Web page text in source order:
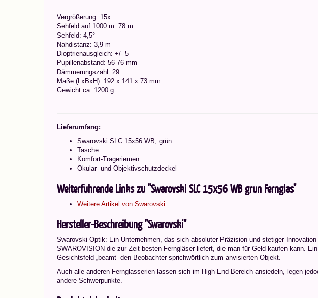
Vergrößerung: 15x
Sehfeld auf 1000 m: 78 m
Sehfeld: 4,5°
Nahdistanz: 3,9 m
Dioptrienausgleich: +/- 5
Pupillenabstand: 56-76 mm
Dämmerungszahl: 29
Maße (LxBxH): 192 x 141 x 73 mm
Gewicht ca. 1200 g
Lieferumfang:
Swarovski SLC 15x56 WB, grün
Tasche
Komfort-Trageriemen
Okular- und Objektivschutzdeckel
Weiterführende Links zu "Swarovski SLC 15x56 WB grün Fernglas"
Weitere Artikel von Swarovski
Hersteller-Beschreibung "Swarovski"
Swarovski Optik: Ein Unternehmen, das sich absoluter Präzision und stetiger
SWAROVISION die zur Zeit besten Ferngläser liefert, die man für Geld kaufen kann.
Gesichtsfeld „beamt” den Beobachter sprichwörtlich zum anvisierten Objekt.
Auch alle anderen Fernglasserien lassen sich im High-End Bereich ansiedeln, legen
andere Schwerpunkte.